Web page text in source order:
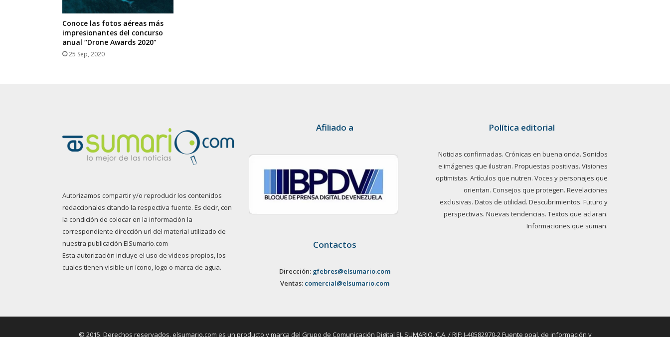
Conoce las fotos aéreas más
impresionantes del concurso
anual “Drone Awards 2020”
25 Sep, 2020
Autorizamos compartir y/o reproducir los contenidos
redaccionales citando la respectiva fuente. Es decir, con
la condición de colocar en la información la
correspondiente dirección url del material utilizado de
nuestra publicación ElSumario.com
Esta autorización incluye el uso de videos propios, los
cuales tienen visible un ícono, logo o marca de agua.
Afiliado a
Contactos
Dirección: gfebres@elsumario.com
Ventas: comercial@elsumario.com
Política editorial
Noticias confirmadas. Crónicas en buena onda. Sonidos
e imágenes que ilustran. Propuestas positivas. Visiones
optimistas. Artículos que nutren. Voces y personajes que
orientan. Consejos que protegen. Revelaciones
exclusivas. Datos de utilidad. Descubrimientos. Futuro y
perspectivas. Nuevas tendencias. Textos que aclaran.
Informaciones que suman.
© 2015. Derechos reservados, elsumario.com es un producto y marca del Grupo de Comunicación Digital EL SUMARIO, C.A. / RIF: J-40582970-2 Fuente ppal. de información y